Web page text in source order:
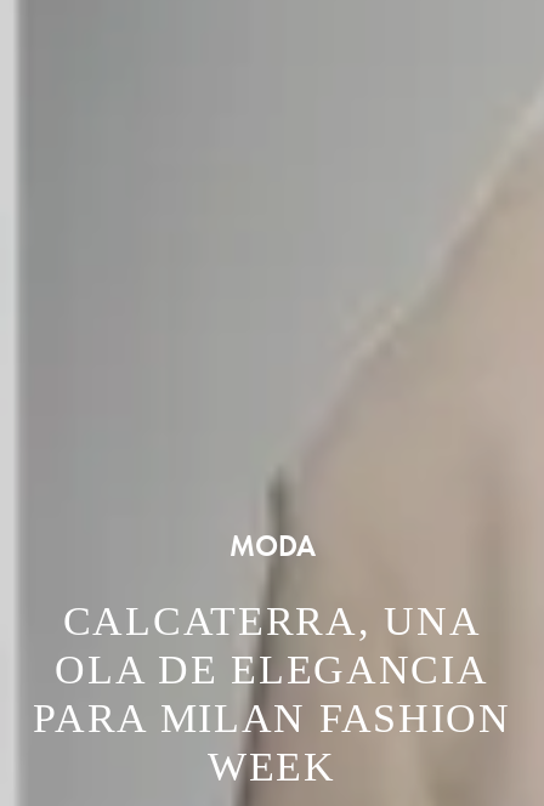
MODA
CALCATERRA, UNA
OLA DE ELEGANCIA
PARA MILAN FASHION
WEEK